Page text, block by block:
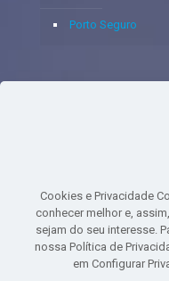
Porto Seguro
© 2020 - Yoshie &
05.459.716/0001-
PAVIMENTO - CEP
Cookies e Privacidade
conhecer melhor e,
sejam do seu interesse.
nossa Política de
em Configurar